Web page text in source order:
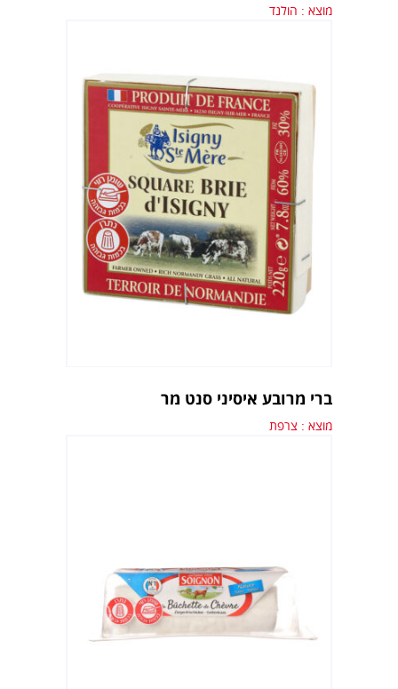
מוצא : הולנד
ברי מרובע איסיני סנט מר
מוצא : צרפת